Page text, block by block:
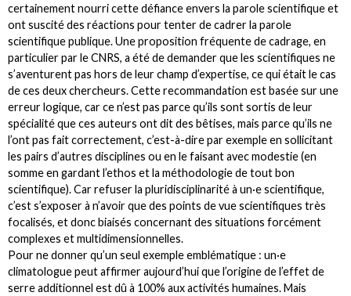
certainement nourri cette défiance envers la parole scientifique et
ont suscité des réactions pour tenter de cadrer la parole
scientifique publique. Une proposition fréquente de cadrage, en
particulier par le CNRS, a été de demander que les scientifiques ne
s’aventurent pas hors de leur champ d’expertise, ce qui était le cas
de ces deux chercheurs. Cette recommandation est basée sur une
erreur logique, car ce n’est pas parce qu’ils sont sortis de leur
spécialité que ces auteurs ont dit des bêtises, mais parce qu’ils ne
l’ont pas fait correctement, c’est-à-dire par exemple en sollicitant
les pairs d’autres disciplines ou en le faisant avec modestie (en
somme en gardant l’ethos et la méthodologie de tout bon
scientifique). Car refuser la pluridisciplinarité à un·e scientifique,
c’est s’exposer à n’avoir que des points de vue scientifiques très
focalisés, et donc biaisés concernant des situations forcément
complexes et multidimensionnelles.
Pour ne donner qu’un seul exemple emblématique : un·e
climatologue peut affirmer aujourd’hui que l’origine de l’effet de
serre additionnel est dû à 100% aux activités humaines. Mais